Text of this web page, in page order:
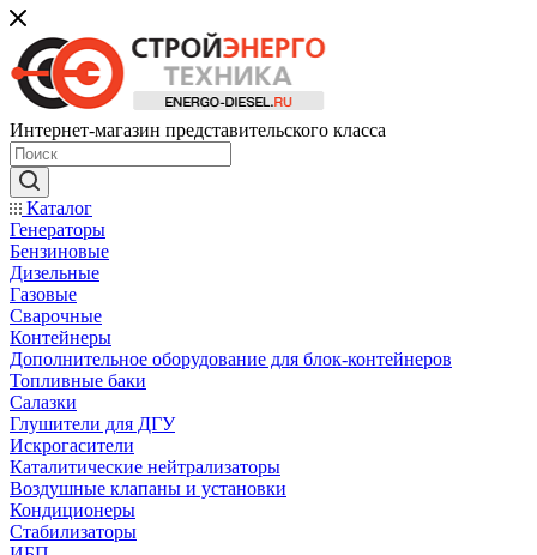
Интернет-магазин представительского класса
Каталог
Генераторы
Бензиновые
Дизельные
Газовые
Сварочные
Контейнеры
Дополнительное оборудование для блок-контейнеров
Топливные баки
Салазки
Глушители для ДГУ
Искрогасители
Каталитические нейтрализаторы
Воздушные клапаны и установки
Кондиционеры
Стабилизаторы